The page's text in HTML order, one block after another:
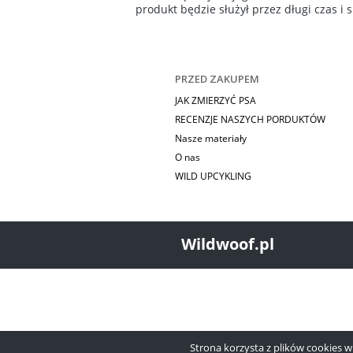
Strona korzysta z plików cookies
produkt będzie służył przez długi czas i
PRZED ZAKUPEM
JAK ZMIERZYĆ PSA
RECENZJE NASZYCH PORDUKTÓW
Nasze materiały
O nas
WILD UPCYKLING
Wildwoof.pl